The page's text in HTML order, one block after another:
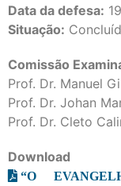
Data da defesa:
Situação:
Comissão
Prof. Dr. Manuel
Prof. Dr. Johan
Prof. Dr. Cleto
Download
“O